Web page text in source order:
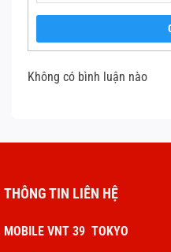
Không có bình luận nào
THÔNG TIN LIÊN HỆ
MOBILE VNT 39 TOKYO